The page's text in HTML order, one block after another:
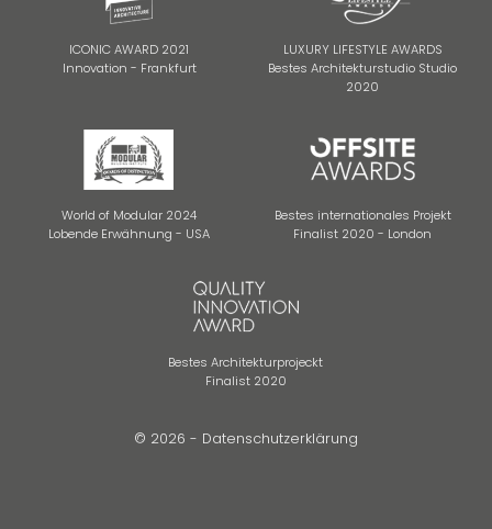
ICONIC AWARD 2021
Innovation - Frankfurt
LUXURY LIFESTYLE AWARDS
Bestes Architekturstudio Studio
2020
World of Modular 2024
Lobende Erwähnung - USA
Bestes internationales Projekt
Finalist 2020 - London
Bestes Architekturprojeckt
Finalist 2020
© 2026 - Datenschutzerklärung